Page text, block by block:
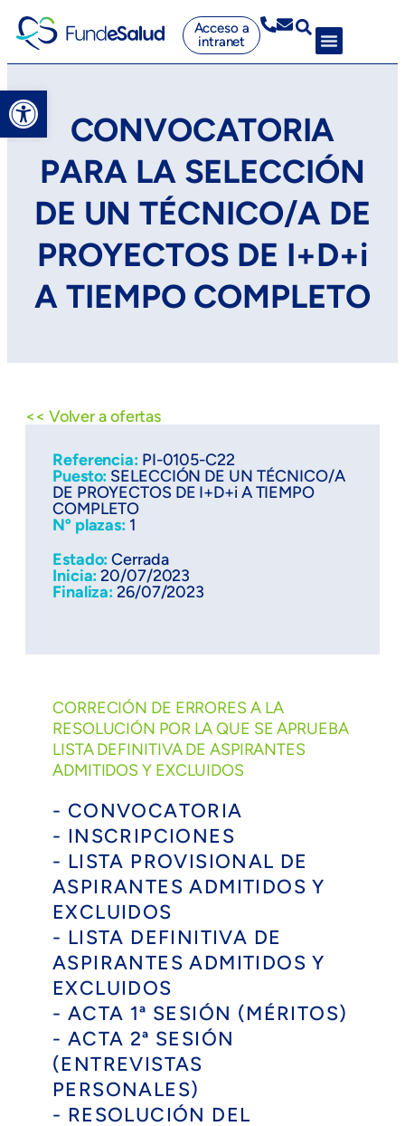
Abrir barra de herramientas
Acceso a
intranet
CONVOCATORIA
PARA LA SELECCIÓN
DE UN TÉCNICO/A DE
PROYECTOS DE I+D+i
A TIEMPO COMPLETO
<< Volver a ofertas
Referencia: PI-0105-C22
Puesto: SELECCIÓN DE UN TÉCNICO/A
DE PROYECTOS DE I+D+i A TIEMPO
COMPLETO
Nº plazas: 1
Estado:Cerrada
Inicia:20/07/2023
Finaliza:26/07/2023
CORRECIÓN DE ERRORES A LA
RESOLUCIÓN POR LA QUE SE APRUEBA
LISTA DEFINITIVA DE ASPIRANTES
ADMITIDOS Y EXCLUIDOS
- CONVOCATORIA
- INSCRIPCIONES
- LISTA PROVISIONAL DE
ASPIRANTES ADMITIDOS Y
EXCLUIDOS
- LISTA DEFINITIVA DE
ASPIRANTES ADMITIDOS Y
EXCLUIDOS
- ACTA 1ª SESIÓN (MÉRITOS)
- ACTA 2ª SESIÓN
(ENTREVISTAS
PERSONALES)
- RESOLUCIÓN DEL